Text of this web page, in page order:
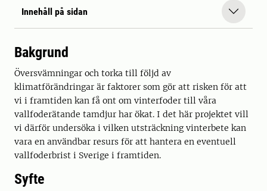
Innehåll på sidan
Bakgrund
Översvämningar och torka till följd av
klimatförändringar är faktorer som gör att risken för att
vi i framtiden kan få ont om vinterfoder till våra
vallfoderätande tamdjur har ökat. I det här projektet vill
vi därför undersöka i vilken utsträckning vinterbete kan
vara en användbar resurs för att hantera en eventuell
vallfoderbrist i Sverige i framtiden.
Syfte